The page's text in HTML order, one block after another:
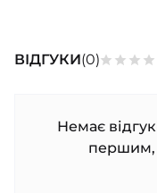
ВІДГУКИ(0)
Немає
першим,